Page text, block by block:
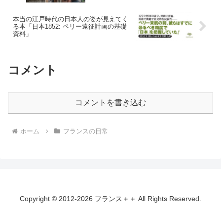
本当の江戸時代の日本人の姿が見えてく
る本「日本1852: ペリー遠征計画の基礎
資料」
コメント
コメントを書き込む
ホーム フランスの日常
Copyright © 2012-2026 フランス＋＋ All Rights Reserved.